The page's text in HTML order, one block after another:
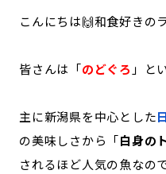
Sporkle
「人」から探す
記事ライター
お問い合わせ 会社概要
こんにちは🙌和食好きの
皆さんは「のどぐろ 」と
主に新潟県を中心とした
の美味しさから「白身の
されるほど人気の魚なの